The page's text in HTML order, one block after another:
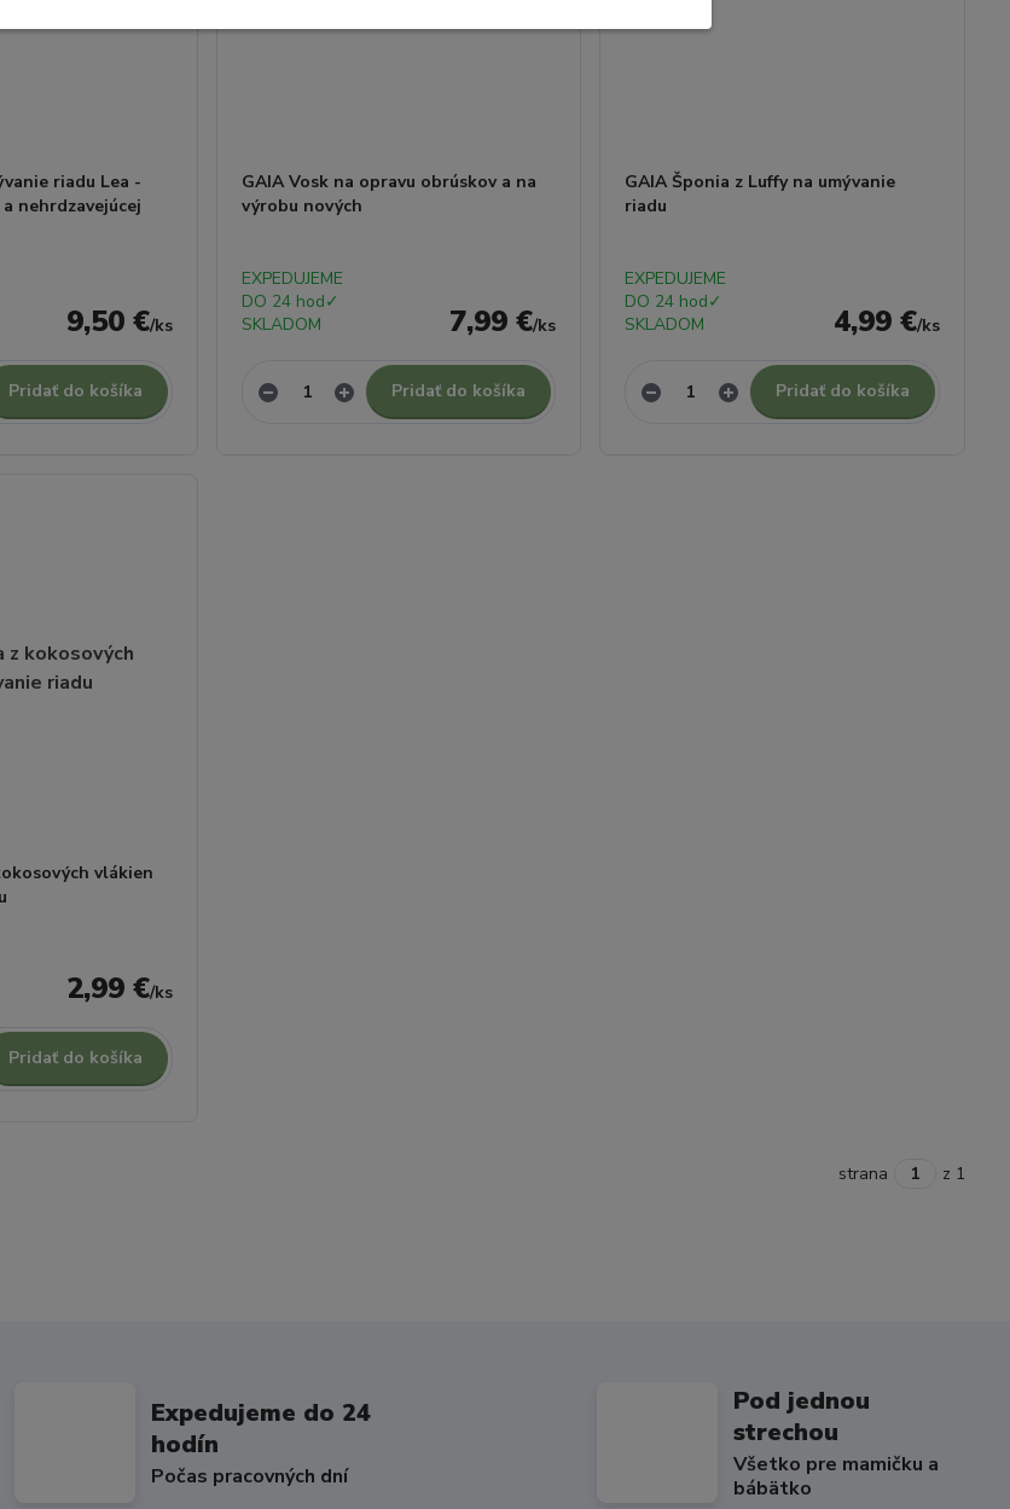
riadu Lea -
nehrdzavejúcej
9,50 €/ks
Pridať do košíka
GAIA Vosk na opravu obrúskov a na
výrobu nových
7,99 €/ks
EXPEDUJEME
DO 24 hod✓
SKLADOM
Pridať do košíka
GAIA Šponia z Luffy na umývanie
riadu
4,99 €/ks
EXPEDUJEME
DO 24 hod✓
SKLADOM
Pridať do košíka
vlákien
2,99 €/ks
Pridať do košíka
strana z 1
Expedujeme do 24
hodín
Počas pracovných dní
Pod jednou
strechou
Všetko pre mamičku a
bábätko